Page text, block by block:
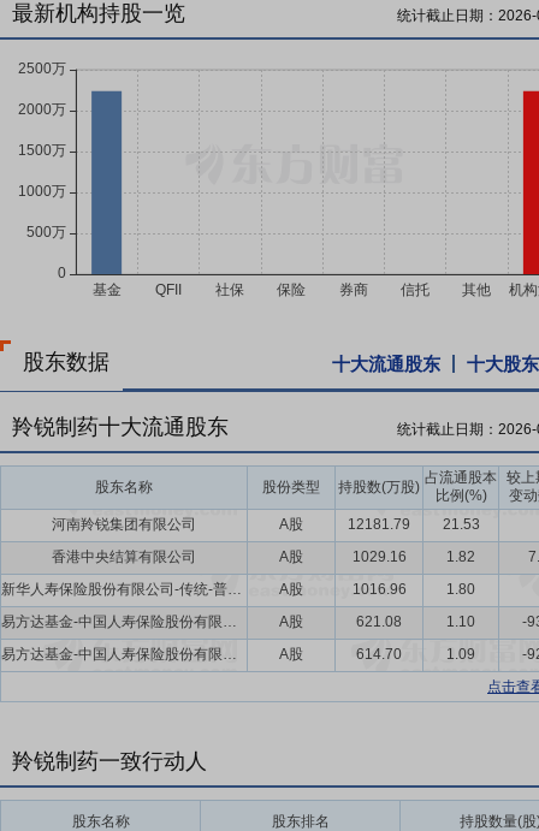
最新机构持股一览 统计截止日期：
股东数据 十大流通股东 十大股东
羚锐制药十大流通股东 统计截止日期：
股东名称 股份类型 持股数(万股)
占流通股本
比例(%)
较上
变
河南羚锐集团有限公司
A股 12181.79
21.53
香港中央结算有限公司
A股 1029.16 1.82
新华人寿保险股份有限公司-传统-普通保险产品-018L-CT001沪
A股 1016.96
1.80
易方达基金-中国人寿保险股份有限公司-传统险-易方达基金国寿股份均衡股票传统可供出售单一资产管理计划
A股 621.08 1.10
-
易方达基金-中国人寿保险股份有限公司-分红险-易方达基金国寿股份均衡股票型组合单一资产管理计划(可供出售)
A股 614.70 1.09
-
点击查
羚锐制药一致行动人
股东名称 股东排名 持股数量(股